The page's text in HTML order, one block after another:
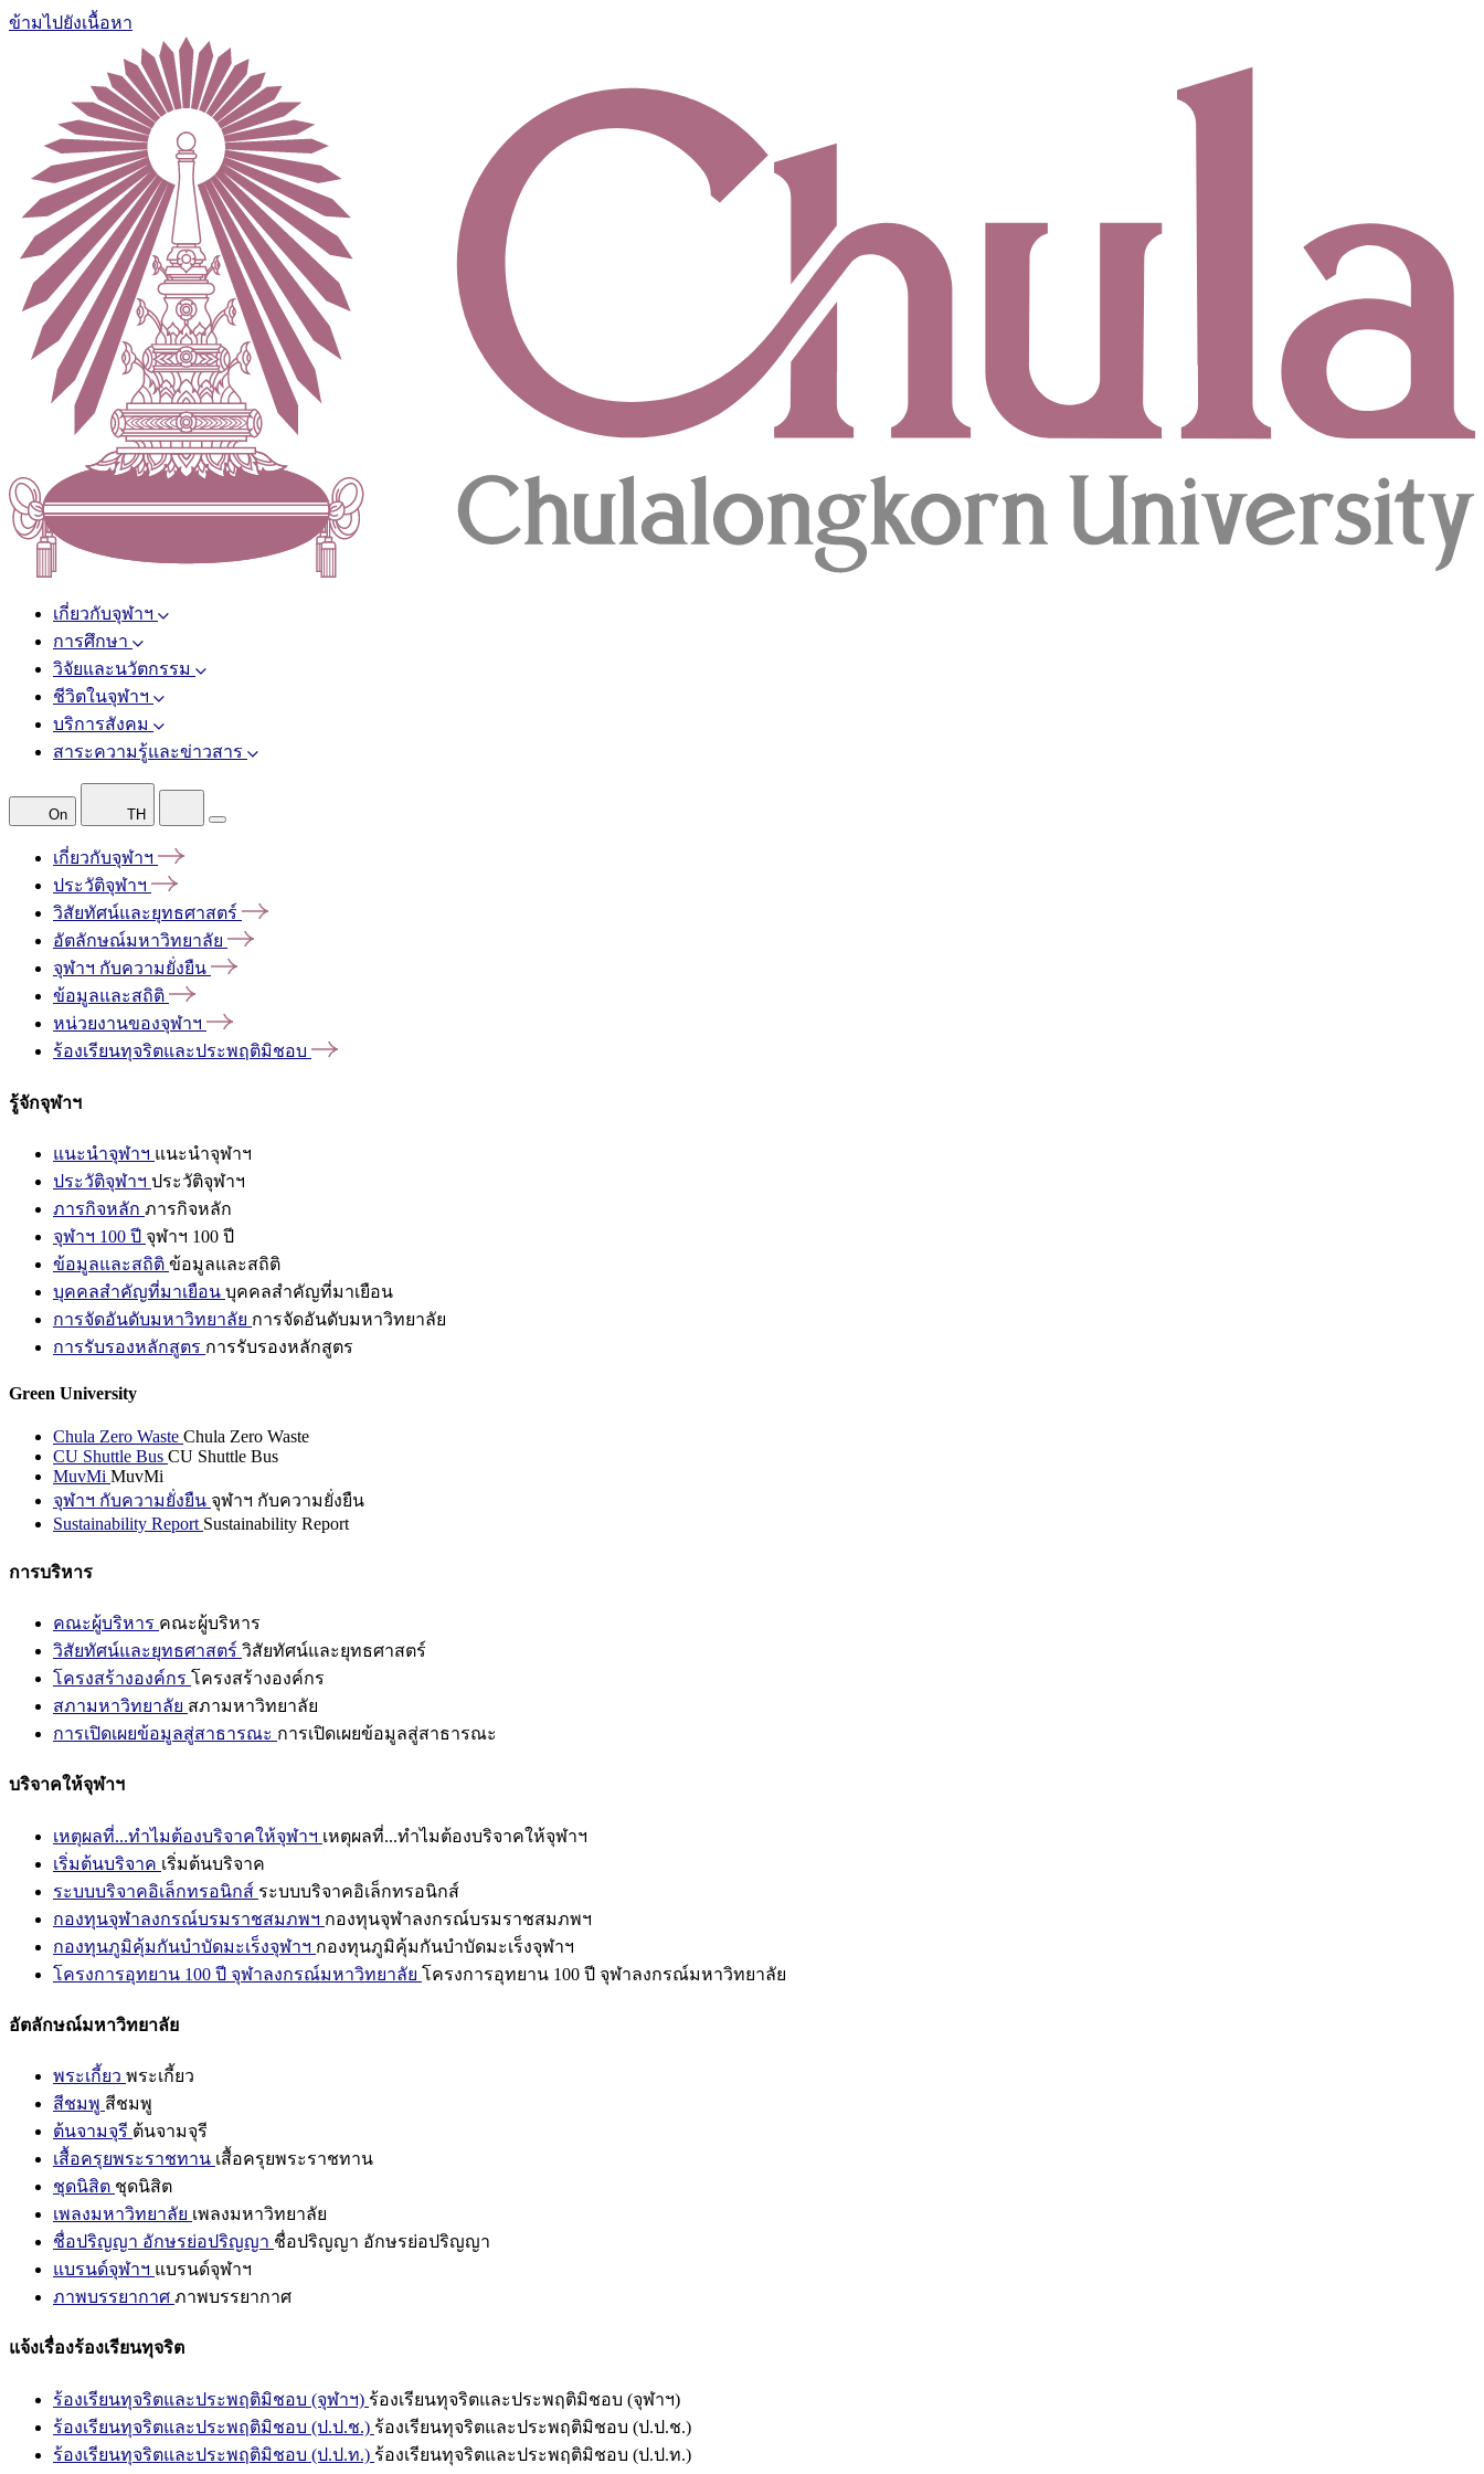
ข้ามไปยังเนื้อหา
เกี่ยวกับจุฬาฯ
การศึกษา
วิจัยและนวัตกรรม
ชีวิตในจุฬาฯ
บริการสังคม
สาระความรู้และข่าวสาร
On TH
เกี่ยวกับจุฬาฯ
ประวัติจุฬาฯ
วิสัยทัศน์และยุทธศาสตร์
อัตลักษณ์มหาวิทยาลัย
จุฬาฯ กับความยั่งยืน
ข้อมูลและสถิติ
หน่วยงานของจุฬาฯ
ร้องเรียนทุจริตและประพฤติมิชอบ
รู้จักจุฬาฯ
แนะนำจุฬาฯ แนะนำจุฬาฯ
ประวัติจุฬาฯ ประวัติจุฬาฯ
ภารกิจหลัก ภารกิจหลัก
จุฬาฯ 100 ปี จุฬาฯ 100 ปี
ข้อมูลและสถิติ ข้อมูลและสถิติ
บุคคลสำคัญที่มาเยือน บุคคลสำคัญที่มาเยือน
การจัดอันดับมหาวิทยาลัย การจัดอันดับมหาวิทยาลัย
การรับรองหลักสูตร การรับรองหลักสูตร
Green University
Chula Zero Waste Chula Zero Waste
CU Shuttle Bus CU Shuttle Bus
MuvMi MuvMi
จุฬาฯ กับความยั่งยืน จุฬาฯ กับความยั่งยืน
Sustainability Report Sustainability Report
การบริหาร
คณะผู้บริหาร คณะผู้บริหาร
วิสัยทัศน์และยุทธศาสตร์ วิสัยทัศน์และยุทธศาสตร์
โครงสร้างองค์กร โครงสร้างองค์กร
สภามหาวิทยาลัย สภามหาวิทยาลัย
การเปิดเผยข้อมูลสู่สาธารณะ การเปิดเผยข้อมูลสู่สาธารณะ
บริจาคให้จุฬาฯ
เหตุผลที่...ทำไมต้องบริจาคให้จุฬาฯ เหตุผลที่...ทำไมต้องบริจาคให้จุฬาฯ
เริ่มต้นบริจาค เริ่มต้นบริจาค
ระบบบริจาคอิเล็กทรอนิกส์ ระบบบริจาคอิเล็กทรอนิกส์
กองทุนจุฬาลงกรณ์บรมราชสมภพฯ กองทุนจุฬาลงกรณ์บรมราชสมภพฯ
กองทุนภูมิคุ้มกันบำบัดมะเร็งจุฬาฯ กองทุนภูมิคุ้มกันบำบัดมะเร็งจุฬาฯ
โครงการอุทยาน 100 ปี จุฬาลงกรณ์มหาวิทยาลัย โครงการอุทยาน 100 ปี จุฬาลงกรณ์มหาวิทยาลัย
อัตลักษณ์มหาวิทยาลัย
พระเกี้ยว พระเกี้ยว
สีชมพู สีชมพู
ต้นจามจุรี ต้นจามจุรี
เสื้อครุยพระราชทาน เสื้อครุยพระราชทาน
ชุดนิสิต ชุดนิสิต
เพลงมหาวิทยาลัย เพลงมหาวิทยาลัย
ชื่อปริญญา อักษรย่อปริญญา ชื่อปริญญา อักษรย่อปริญญา
แบรนด์จุฬาฯ แบรนด์จุฬาฯ
ภาพบรรยากาศ ภาพบรรยากาศ
แจ้งเรื่องร้องเรียนทุจริต
ร้องเรียนทุจริตและประพฤติมิชอบ (จุฬาฯ) ร้องเรียนทุจริตและประพฤติมิชอบ (จุฬาฯ)
ร้องเรียนทุจริตและประพฤติมิชอบ (ป.ป.ช.) ร้องเรียนทุจริตและประพฤติมิชอบ (ป.ป.ช.)
ร้องเรียนทุจริตและประพฤติมิชอบ (ป.ป.ท.) ร้องเรียนทุจริตและประพฤติมิชอบ (ป.ป.ท.)